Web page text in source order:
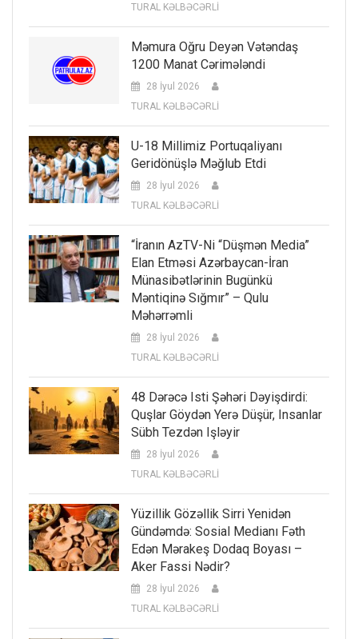
TURAL KƏLBƏCƏRLİ
Məmura Oğru Deyən Vətəndaş
1200 Manat Cərimələndi
28 İyul 2026
TURAL KƏLBƏCƏRLİ
U-18 Millimiz Portuqaliyanı
Geridönüşlə Məğlub Etdi
28 İyul 2026
TURAL KƏLBƏCƏRLİ
“İranın AzTV-Ni “düşmən Media”
Elan Etməsi Azərbaycan-İran
Münasibətlərinin Bugünkü
Məntiqinə Sığmır” – Qulu
Məhərrəmli
28 İyul 2026
TURAL KƏLBƏCƏRLİ
48 Dərəcə Isti Şəhəri Dəyişdirdi:
Quşlar Göydən Yerə Düşür, Insanlar
Sübh Tezdən Işləyir
28 İyul 2026
TURAL KƏLBƏCƏRLİ
Yüzillik Gözəllik Sirri Yenidən
Gündəmdə: Sosial Medianı Fəth
Edən Mərakeş Dodaq Boyası –
Aker Fassi Nədir?
28 İyul 2026
TURAL KƏLBƏCƏRLİ